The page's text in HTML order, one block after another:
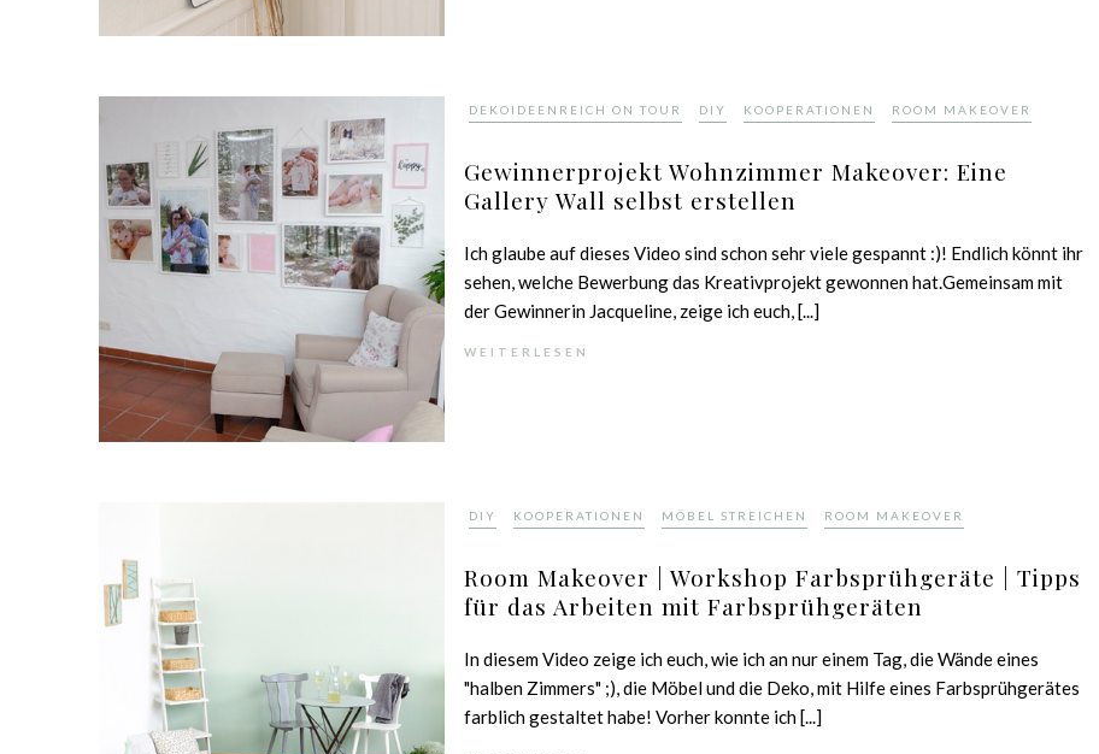
DEKOIDEENREICH ON TOUR DIY KOOPERATIONEN ROOM MAKEOVER
Gewinnerprojekt Wohnzimmer Makeover: Eine
Gallery Wall selbst erstellen
Ich glaube auf dieses Video sind schon sehr viele gespannt :)! Endlich könnt ihr
sehen, welche Bewerbung das Kreativprojekt gewonnen hat.Gemeinsam mit
der Gewinnerin Jacqueline, zeige ich euch, [...]
WEITERLESEN
DIY KOOPERATIONEN MÖBEL STREICHEN ROOM MAKEOVER
Room Makeover | Workshop Farbsprühgeräte | Tipps
für das Arbeiten mit Farbsprühgeräten
In diesem Video zeige ich euch, wie ich an nur einem Tag, die Wände eines
"halben Zimmers" ;), die Möbel und die Deko, mit Hilfe eines Farbsprühgerätes
farblich gestaltet habe! Vorher konnte ich [...]